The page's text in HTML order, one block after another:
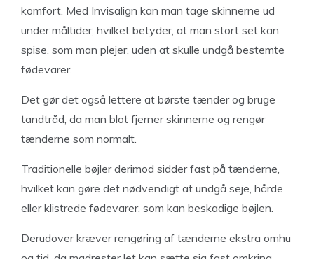
komfort. Med Invisalign kan man tage skinnerne ud
under måltider, hvilket betyder, at man stort set kan
spise, som man plejer, uden at skulle undgå bestemte
fødevarer.
Det gør det også lettere at børste tænder og bruge
tandtråd, da man blot fjerner skinnerne og rengør
tænderne som normalt.
Traditionelle bøjler derimod sidder fast på tænderne,
hvilket kan gøre det nødvendigt at undgå seje, hårde
eller klistrede fødevarer, som kan beskadige bøjlen.
Derudover kræver rengøring af tænderne ekstra omhu